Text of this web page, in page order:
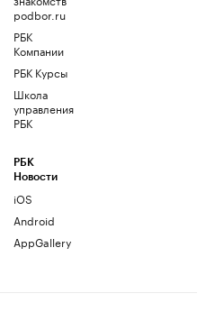
podbor.ru
РБК
Компании
РБК Курсы
Школа
управления
РБК
РБК
Новости
iOS
Android
AppGallery